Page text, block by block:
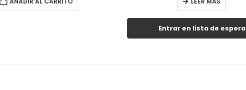
Entrar en lista de espera